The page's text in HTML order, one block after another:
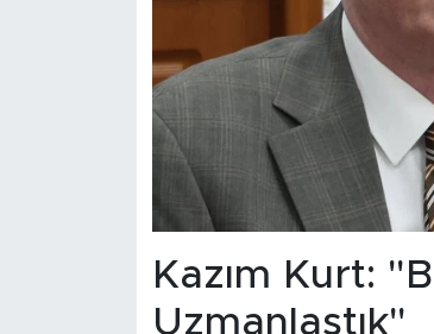
Kazım Kurt:
Uzmanlaştık"